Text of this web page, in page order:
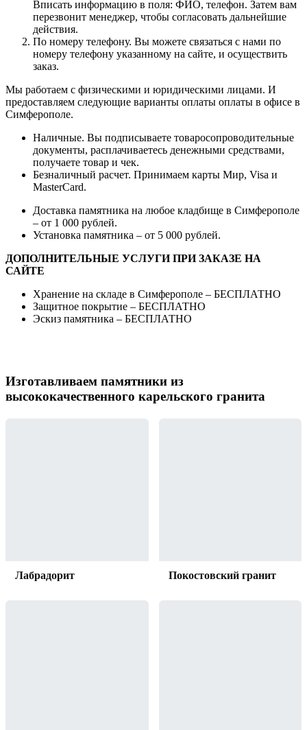
Вписать информацию в поля: ФИО, телефон. Затем вам
перезвонит менеджер, чтобы согласовать дальнейшие
действия.
По номеру телефону. Вы можете связаться с нами по
номеру телефону указанному на сайте, и осуществить
заказ.
Мы работаем с физическими и юридическими лицами. И
предоставляем следующие варианты оплаты оплаты в офисе в
Симферополе.
Наличные. Вы подписываете товаросопроводительные
документы, расплачиваетесь денежными средствами,
получаете товар и чек.
Безналичный расчет. Принимаем карты Мир, Visa и
MasterCard.
Доставка памятника на любое кладбище в Симферополе
– от 1 000 рублей.
Установка памятника – от 5 000 рублей.
ДОПОЛНИТЕЛЬНЫЕ УСЛУГИ ПРИ ЗАКАЗЕ НА
САЙТЕ
Хранение на складе в Симферополе – БЕСПЛАТНО
Защитное покрытие – БЕСПЛАТНО
Эскиз памятника – БЕСПЛАТНО
Изготавливаем памятники из
высококачественного карельского гранита
Лабрадорит Покостовский гранит